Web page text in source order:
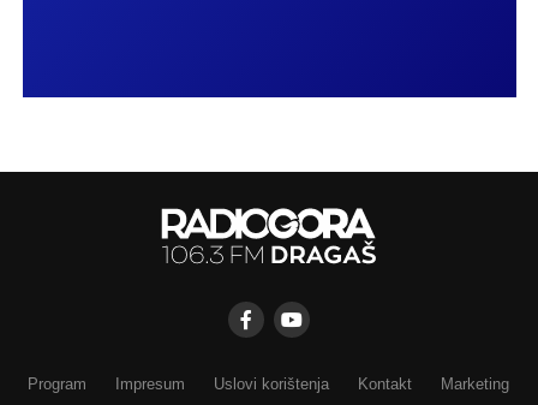
Program Impresum Uslovi korištenja Kontakt Marketing